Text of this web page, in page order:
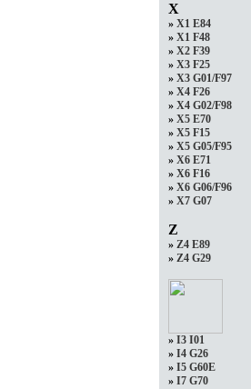
X
» X1 E84
» X1 F48
» X2 F39
» X3 F25
» X3 G01/F97
» X4 F26
» X4 G02/F98
» X5 E70
» X5 F15
» X5 G05/F95
» X6 E71
» X6 F16
» X6 G06/F96
» X7 G07
Z
» Z4 E89
» Z4 G29
» I3 I01
» I4 G26
» I5 G60E
» I7 G70